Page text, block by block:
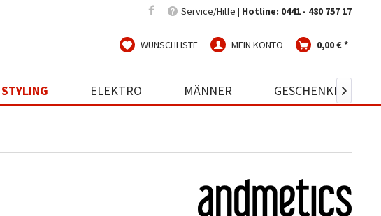
Service/Hilfe | Hotline: 0441 - 480 757 17
WUNSCHLISTE MEIN KONTO 0,00 € *
STYLING ELEKTRO MÄNNER GESCHENKIDEEN
